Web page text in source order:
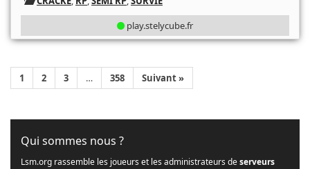
play.stelycube.fr
1 2 3 … 358 Suivant »
Qui sommes nous ?
Lsm.org rassemble les joueurs et les administrateurs deserveurs